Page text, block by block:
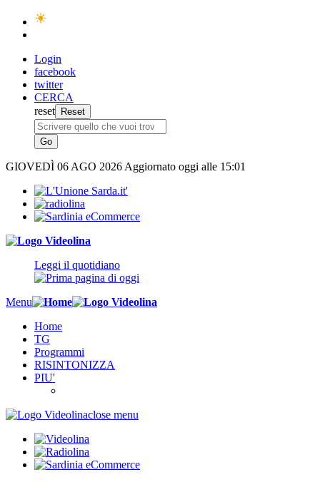
Login
facebook
twitter
CERCA
reset
GIOVEDÌ 06 AGO 2026 Aggiornato oggi alle 15:01
Leggi il quotidiano
Menu
Home
TG
Programmi
RISINTONIZZA
PIU'
close menu